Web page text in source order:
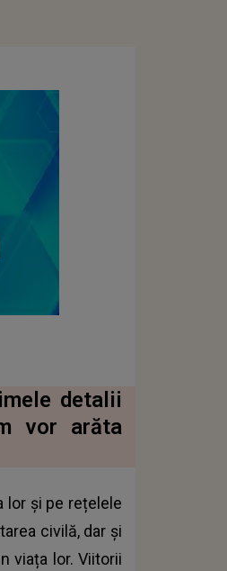
detalii
vor arăta
lor și pe rețelele
civilă, dar și
viața lor. Viitorii